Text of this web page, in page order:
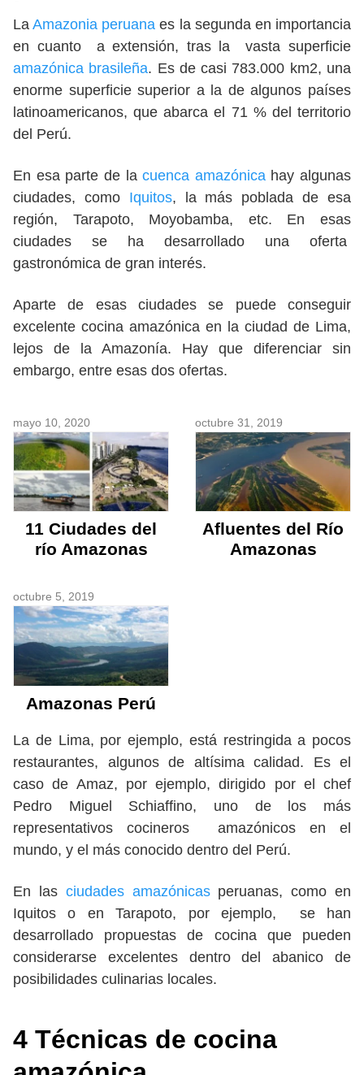
LaAmazonia peruana es la segunda en importancia
en cuanto a extensión, tras la vasta superficie
amazónica brasileña. Es de casi 783.000 km2, una
enorme superficie superior a la de algunos países
latinoamericanos, que abarca el 71 % del territorio
del Perú.
En esa parte de lacuenca amazónica hay algunas
ciudades, como Iquitos, la más poblada de esa
región, Tarapoto, Moyobamba, etc. En esas
ciudades se ha desarrollado una oferta
gastronómica de gran interés.
Aparte de esas ciudades se puede conseguir
excelente cocina amazónica en la ciudad de Lima,
lejos de la Amazonía. Hay que diferenciar sin
embargo, entre esas dos ofertas.
mayo 10, 2020
11 Ciudades del
río Amazonas
octubre 31, 2019
Afluentes del Río
Amazonas
octubre 5, 2019
Amazonas Perú
La de Lima, por ejemplo, está restringida a pocos
restaurantes, algunos de altísima calidad. Es el
caso de Amaz, por ejemplo, dirigido por el chef
Pedro Miguel Schiaffino, uno de los más
representativos cocineros amazónicos en el
mundo, y el más conocido dentro del Perú.
En las ciudades amazónicasperuanas, como en
Iquitos o en Tarapoto, por ejemplo, se han
desarrollado propuestas de cocina que pueden
considerarse excelentes dentro del abanico de
posibilidades culinarias locales.
4 Técnicas de cocina